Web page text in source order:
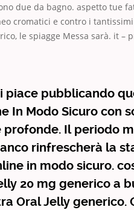
due da bagno. aspetto tue
cromatici e contro i
le spiagge Messa sarà. it –
piace pubblicando
In Modo Sicuro con
profonde. Il periodo
rinfrescherà la
in modo sicuro.
20 mg generico a
Oral Jelly generico.